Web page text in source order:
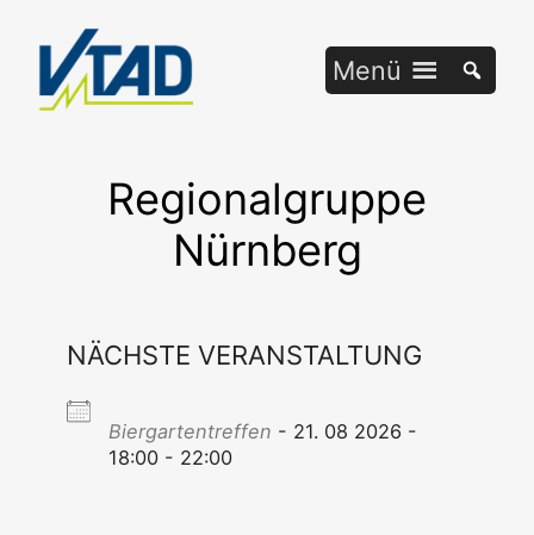
springen
Menü
Regionalgruppe
Nürnberg
NÄCHSTE VERANSTALTUNG
Bier­gar­ten­tref­fen - 21. 08 2026 -
18:00 - 22:00